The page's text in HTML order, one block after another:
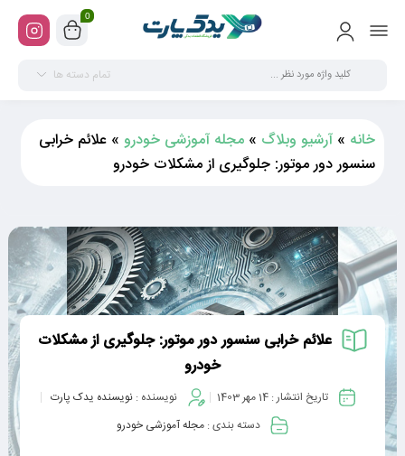
0
تمام دسته ها
خانه » آرشیو وبلاگ » مجله آموزشی خودرو » علائم خرابی
سنسور دور موتور: جلوگیری از مشکلات خودرو
علائم خرابی سنسور دور موتور: جلوگیری از مشکلات
خودرو
تاریخ انتشار : 14 مهر 1403 نویسنده : نویسنده یدک پارت
دسته بندی :مجله آموزشی خودرو